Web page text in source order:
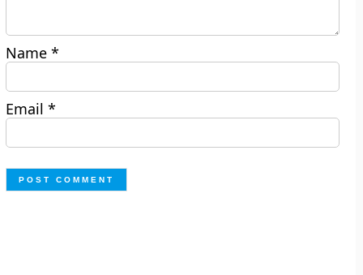
Name*
Email*